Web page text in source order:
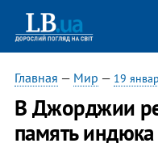
Главная — Мир — 19
В Джорджии
память индюка